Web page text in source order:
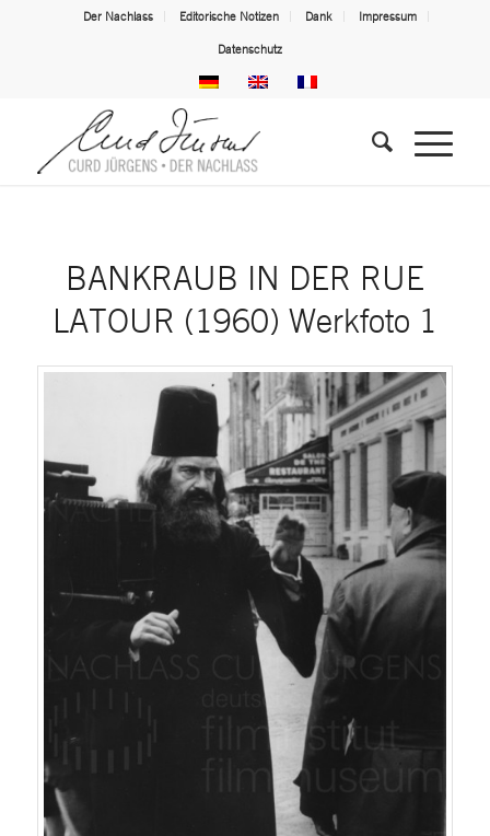
Der Nachlass Editorische Notizen Dank Impressum
Datenschutz
BANKRAUB IN DER RUE
LATOUR (1960) Werkfoto 1